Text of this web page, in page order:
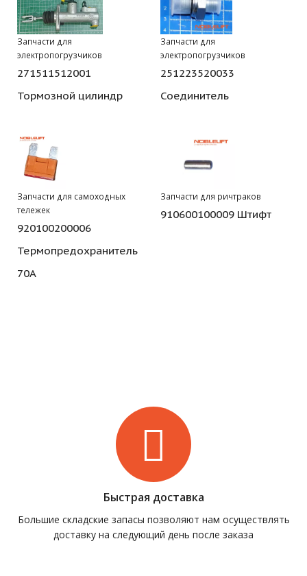
Запчасти для
электропогрузчиков
271511512001
Тормозной цилиндр
Запчасти для
электропогрузчиков
251223520033
Соединитель
Запчасти для самоходных
тележек
920100200006
Термопредохранитель
70А
Запчасти для ричтраков
910600100009 Штифт
Быстрая доставка
Большие складские запасы позволяют нам осуществлять
доставку на следующий день после заказа